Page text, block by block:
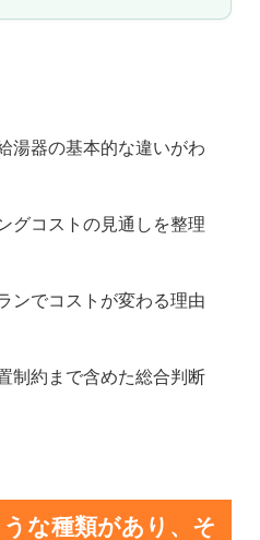
湯器の基本的な違いがわ
グコストの見通しを整理
ンでコストが変わる理由
制約まで含めた総合判断
な種類があり、そ